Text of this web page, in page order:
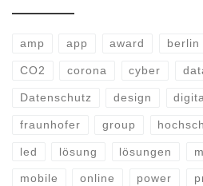
amp app award berlin
CO2 corona cyber
Datenschutz design
fraunhofer group
led lösung lösungen
mobile online power